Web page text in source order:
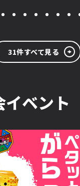
31件すべて見る
ベント